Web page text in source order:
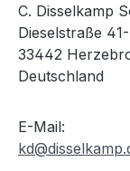
C. Disselkamp
Dieselstraße
33442
Deutschland
E-Mail: